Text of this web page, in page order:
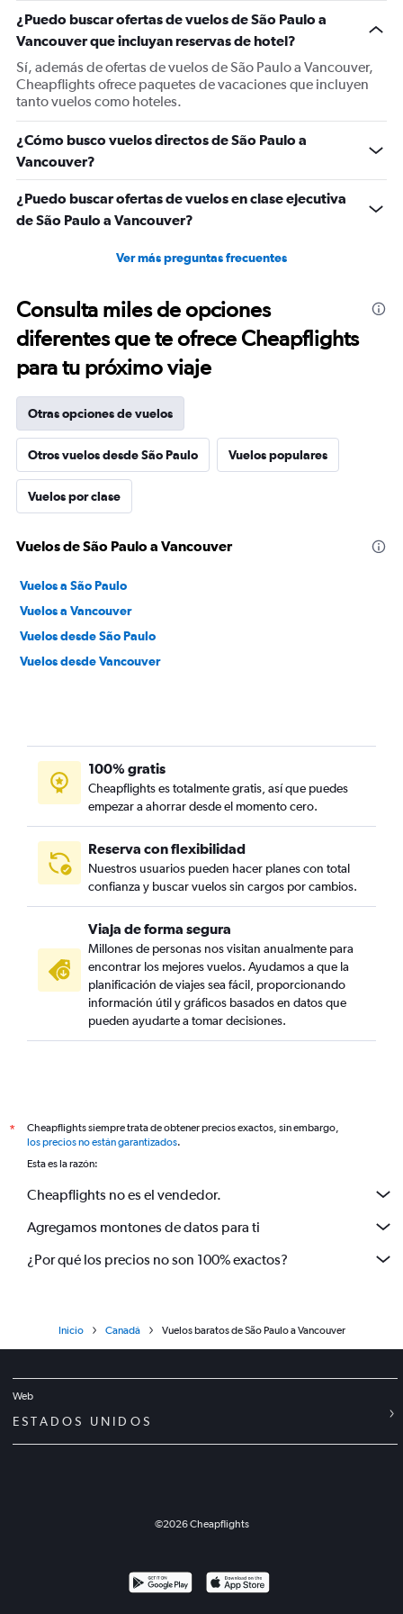
Y
axis
displaying
values.
Range:
0
2400.
¿Puedo buscar ofertas de vuelos de São Paulo a
Vancouver que incluyan reservas de hotel?
Sí, además de ofertas de vuelos de São Paulo a Vancouver,
Cheapflights ofrece paquetes de vacaciones que incluyen
tanto vuelos como hoteles.
¿Cómo busco vuelos directos de São Paulo a
Vancouver?
¿Puedo buscar ofertas de vuelos en clase ejecutiva
de São Paulo a Vancouver?
Ver más preguntas frecuentes
Consulta miles de opciones
diferentes que te ofrece Cheapflights
para tu próximo viaje
Otras opciones de vuelos
Otros vuelos desde São Paulo Vuelos populares
Vuelos por clase
Vuelos de São Paulo a Vancouver
Vuelos a São Paulo
Vuelos a Vancouver
Vuelos desde São Paulo
Vuelos desde Vancouver
100% gratis
Cheapflights es totalmente gratis, así que puedes
empezar a ahorrar desde el momento cero.
Reserva con flexibilidad
Nuestros usuarios pueden hacer planes con total
confianza y buscar vuelos sin cargos por cambios.
Viaja de forma segura
Millones de personas nos visitan anualmente para
encontrar los mejores vuelos. Ayudamos a que la
planificación de viajes sea fácil, proporcionando
información útil y gráficos basados en datos que
pueden ayudarte a tomar decisiones.
*
Cheapflights siempre trata de obtener precios exactos, sin embargo,
los precios no están garantizados.
Esta es la razón:
Cheapflights no es el vendedor.
Agregamos montones de datos para ti
¿Por qué los precios no son 100% exactos?
Inicio Canadá Vuelos baratos de São Paulo a Vancouver
Web
ESTADOS UNIDOS
©2026Cheapflights